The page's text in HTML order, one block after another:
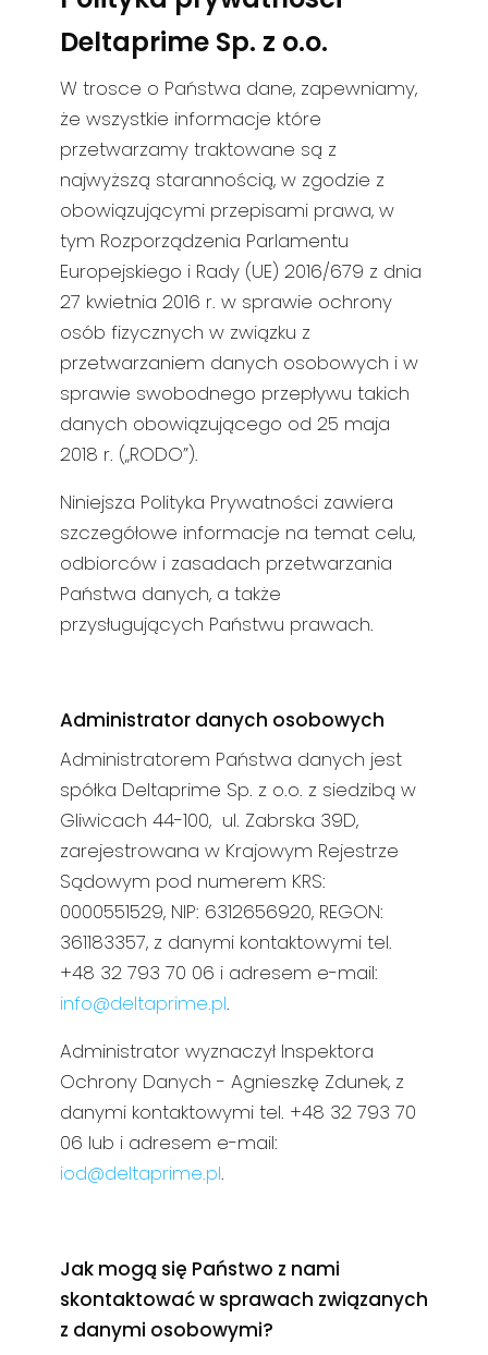
Deltaprime Sp. z o.o.
W trosce o Państwa dane, zapewniamy,
że wszystkie informacje które
przetwarzamy traktowane są z
najwyższą starannością, w zgodzie z
obowiązującymi przepisami prawa, w
tym Rozporządzenia Parlamentu
Europejskiego i Rady (UE) 2016/679 z dnia
27 kwietnia 2016 r. w sprawie ochrony
osób fizycznych w związku z
przetwarzaniem danych osobowych i w
sprawie swobodnego przepływu takich
danych obowiązującego od 25 maja
2018 r. („RODO”).
Niniejsza Polityka Prywatności zawiera
szczegółowe informacje na temat celu,
odbiorców i zasadach przetwarzania
Państwa danych, a także
przysługujących Państwu prawach.
Administrator danych osobowych
Administratorem Państwa danych jest
spółka Deltaprime Sp. z o.o. z siedzibą w
Gliwicach 44-100, ul. Zabrska 39D,
zarejestrowana w Krajowym Rejestrze
Sądowym pod numerem KRS:
0000551529, NIP: 6312656920, REGON:
361183357, z danymi kontaktowymi tel.
+48 32 793 70 06 i adresem e-mail:
info@deltaprime.pl.
Administrator wyznaczył Inspektora
Ochrony Danych - Agnieszkę Zdunek, z
danymi kontaktowymi tel. +48 32 793 70
06 lub i adresem e-mail:
iod@deltaprime.pl.
Jak mogą się Państwo z nami
skontaktować w sprawach związanych
z danymi osobowymi?